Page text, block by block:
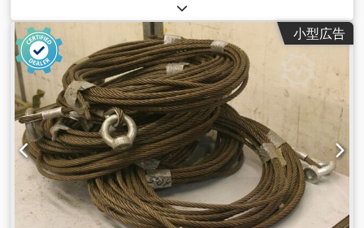
小型広告